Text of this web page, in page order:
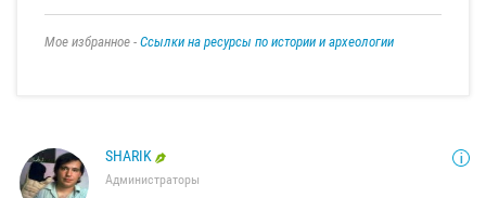
Мое избранное - Ссылки на ресурсы по истории и археологии
SHARIK
Администраторы